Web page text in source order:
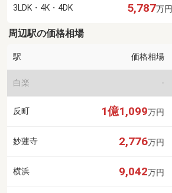
3LDK・4K・4DK 5,787万円
周辺駅の価格相場
駅 価格相場
白楽 -
反町 1億1,099万円
妙蓮寺 2,776万円
横浜 9,042万円